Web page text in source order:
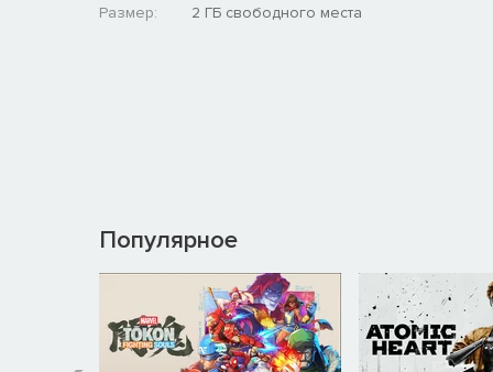
Размер:
2 ГБ свободного места
Популярное